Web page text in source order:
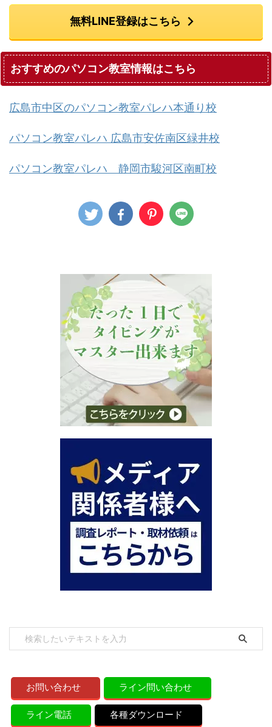
無料LINE登録はこちら
おすすめのパソコン教室情報はこちら
広島市中区のパソコン教室パレハ本通り校
パソコン教室パレハ 広島市安佐南区緑井校
パソコン教室パレハ 静岡市駿河区南町校
お問い合わせ ライン問い合わせ
ライン電話 各種ダウンロード